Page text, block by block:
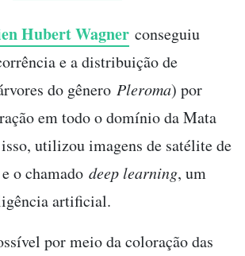
Hubert Wagner conseguiu
e a distribuição de
do gênero Pleroma) por
em todo o domínio da Mata
utilizou imagens de satélite de
o chamado deep learning, um
artificial.
por meio da coloração das